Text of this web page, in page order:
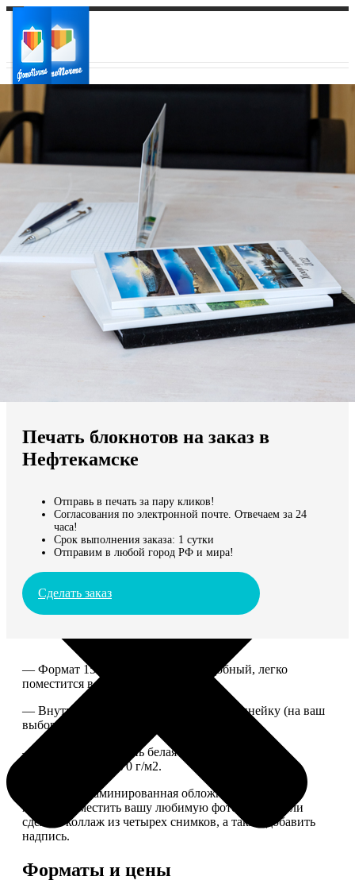
Ваш регион доставки
Выберите из списка:
Мы доставляем по всему миру
Продолжить без города
Печать блокнотов на заказ в
Нефтекамске
Отправь в печать за пару кликов!
Согласования по электронной почте. Отвечаем за 24
часа!
Срок выполнения заказа: 1 сутки
Отправим в любой город РФ и мира!
Сделать заказ
— Формат 15*20. Компактный и удобный, легко
поместится в сумку или рюкзак.
— Внутри 100 страниц в клетку или в линейку (на ваш
выбор), скрепленных сбоку скобой.
— Приятная на ощупь белая сатиновая бумага
плотностью 150-170 г/м2.
— Плотная ламинированная обложка. На обложке
можно разместить вашу любимую фотографию или
сделать коллаж из четырех снимков, а также добавить
надпись.
Форматы и цены